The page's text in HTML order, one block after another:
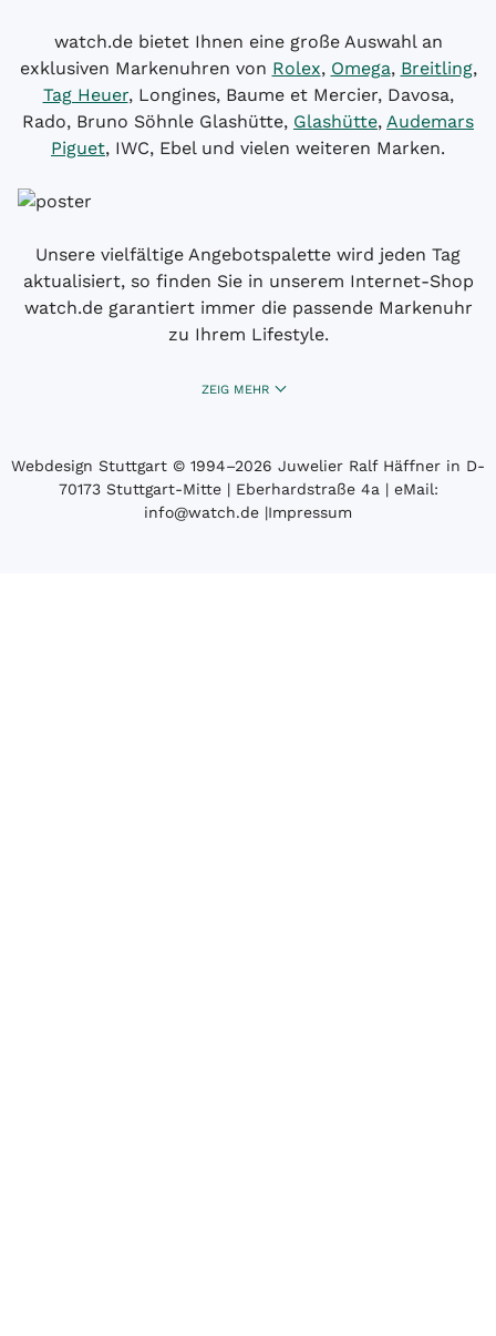
watch.de bietet Ihnen eine große Auswahl an
exklusiven Markenuhren von Rolex, Omega, Breitling,
Tag Heuer, Longines, Baume et Mercier, Davosa,
Rado, Bruno Söhnle Glashütte, Glashütte, Audemars
Piguet, IWC, Ebel und vielen weiteren Marken.
Unsere vielfältige Angebotspalette wird jeden Tag
aktualisiert, so finden Sie in unserem Internet-Shop
watch.de garantiert immer die passende Markenuhr
zu Ihrem Lifestyle.
ZEIG MEHR
Webdesign Stuttgart © 1994­–2026 Juwelier Ralf Häffner in D-
70173 Stuttgart-Mitte | Eberhardstraße 4a | eMail:
info@watch.de |Impressum